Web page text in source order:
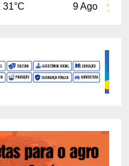
9 Ago 31°C